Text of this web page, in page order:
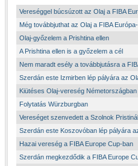
Vereséggel búcsúzott az Olaj a FIBA
Még továbbjuthat az Olaj a FIBA
Olaj-győzelem a Prishtina ellen
A Prishtina ellen is a győzelem a cél
Nem maradt esély a továbbjutásra a
Szerdán este Izmirben lép pályára az
Kiütéses Olaj-vereség Németországban
Folytatás Würzburgban
Vereséget szenvedett a Szolnok
Szerdán este Koszovóban lép pályára
Hazai vereség a FIBA Europe Cup-ban
Szerdán megkezdődik a FIBA Europe